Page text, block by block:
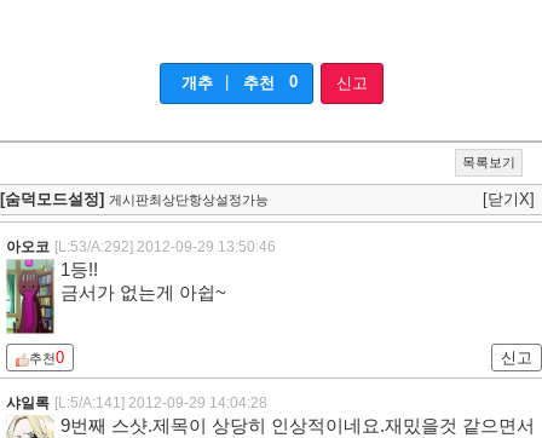
개추 추천 0 신고
목록보기
[숨덕모드설정] 게시판최상단항상설정가능 [닫기X]
아오코 [L:53/A:292] 2012-09-29 13:50:46
1등!!
금서가 없는게 아쉽~
추천0 신고
샤일록 [L:5/A:141] 2012-09-29 14:04:28
9번째 스샷.제목이 상당히 인상적이네요.재밌을것 같으면서